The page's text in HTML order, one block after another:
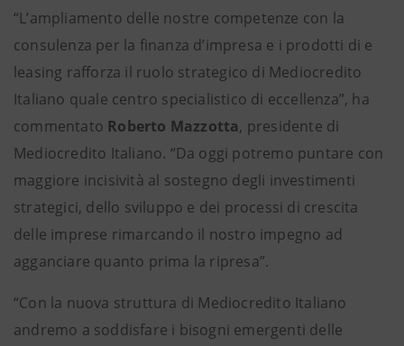
“L’ampliamento delle nostre competenze con la
consulenza per la finanza d’impresa e i prodotti di e
leasing rafforza il ruolo strategico di Mediocredito
Italiano quale centro specialistico di eccellenza”, ha
commentato Roberto Mazzotta, presidente di
Mediocredito Italiano. “Da oggi potremo puntare con
maggiore incisività al sostegno degli investimenti
strategici, dello sviluppo e dei processi di crescita
delle imprese rimarcando il nostro impegno ad
agganciare quanto prima la ripresa”.
“Con la nuova struttura di Mediocredito Italiano
andremo a soddisfare i bisogni emergenti delle